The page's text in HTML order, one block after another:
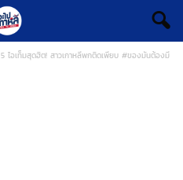
5 ไอเท็มสุดฮิต! สาวเกาหลีพกติดเพียบ #ของมันต้องมี